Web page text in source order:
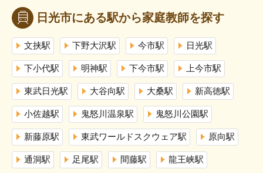
日光市にある駅から家庭教師を探す
文挟駅 下野大沢駅 今市駅 日光駅
下小代駅 明神駅 下今市駅 上今市駅
東武日光駅 大谷向駅 大桑駅 新高徳駅
小佐越駅 鬼怒川温泉駅 鬼怒川公園駅
新藤原駅 東武ワールドスクウェア駅 原向駅
通洞駅 足尾駅 間藤駅 龍王峡駅